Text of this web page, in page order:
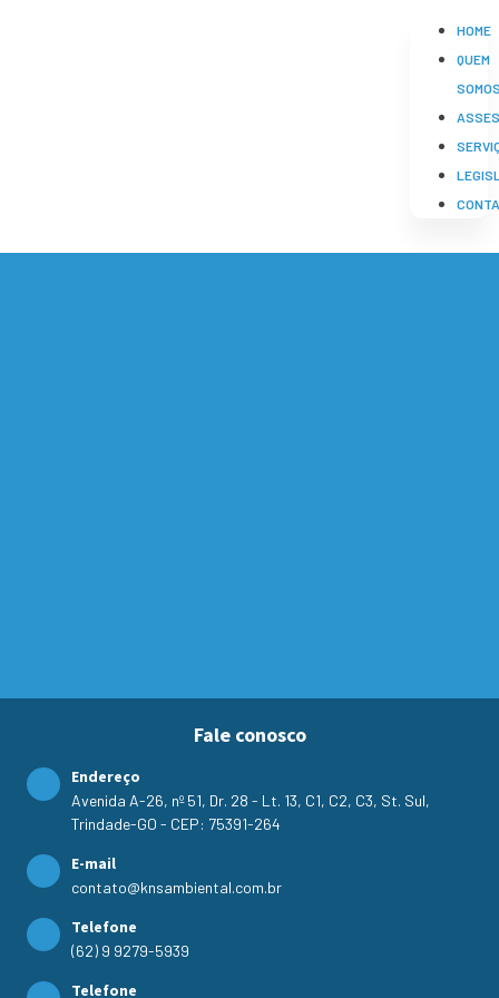
HOME
QUEM
Fale conosco
Endereço
Avenida A-26, nº 51, Dr. 28 - Lt. 13, C1, C2, C3, St. Sul,
Trindade-GO - CEP: 75391-264
E-mail
contato@knsambiental.com.br
Telefone
(62) 9 9279-5939
Telefone